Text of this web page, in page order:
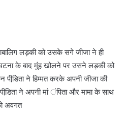
लड़की को उसके सगे जीजा ने ही
के बाद मुंह खोलने पर उसने लड़की को
पीडि़ता ने हिम्मत करके अपनी जीजा की
ने अपनी मां ंपिता और मामा के साथ
अवगत